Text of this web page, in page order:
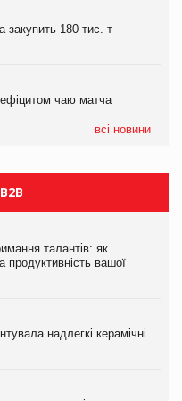
закупить 180 тис. т
чаю матча
всі новини
знав» про асортимент,
потрясіння для світової
півріччі
талантів: як
продуктивність вашої
надлегкі керамічні